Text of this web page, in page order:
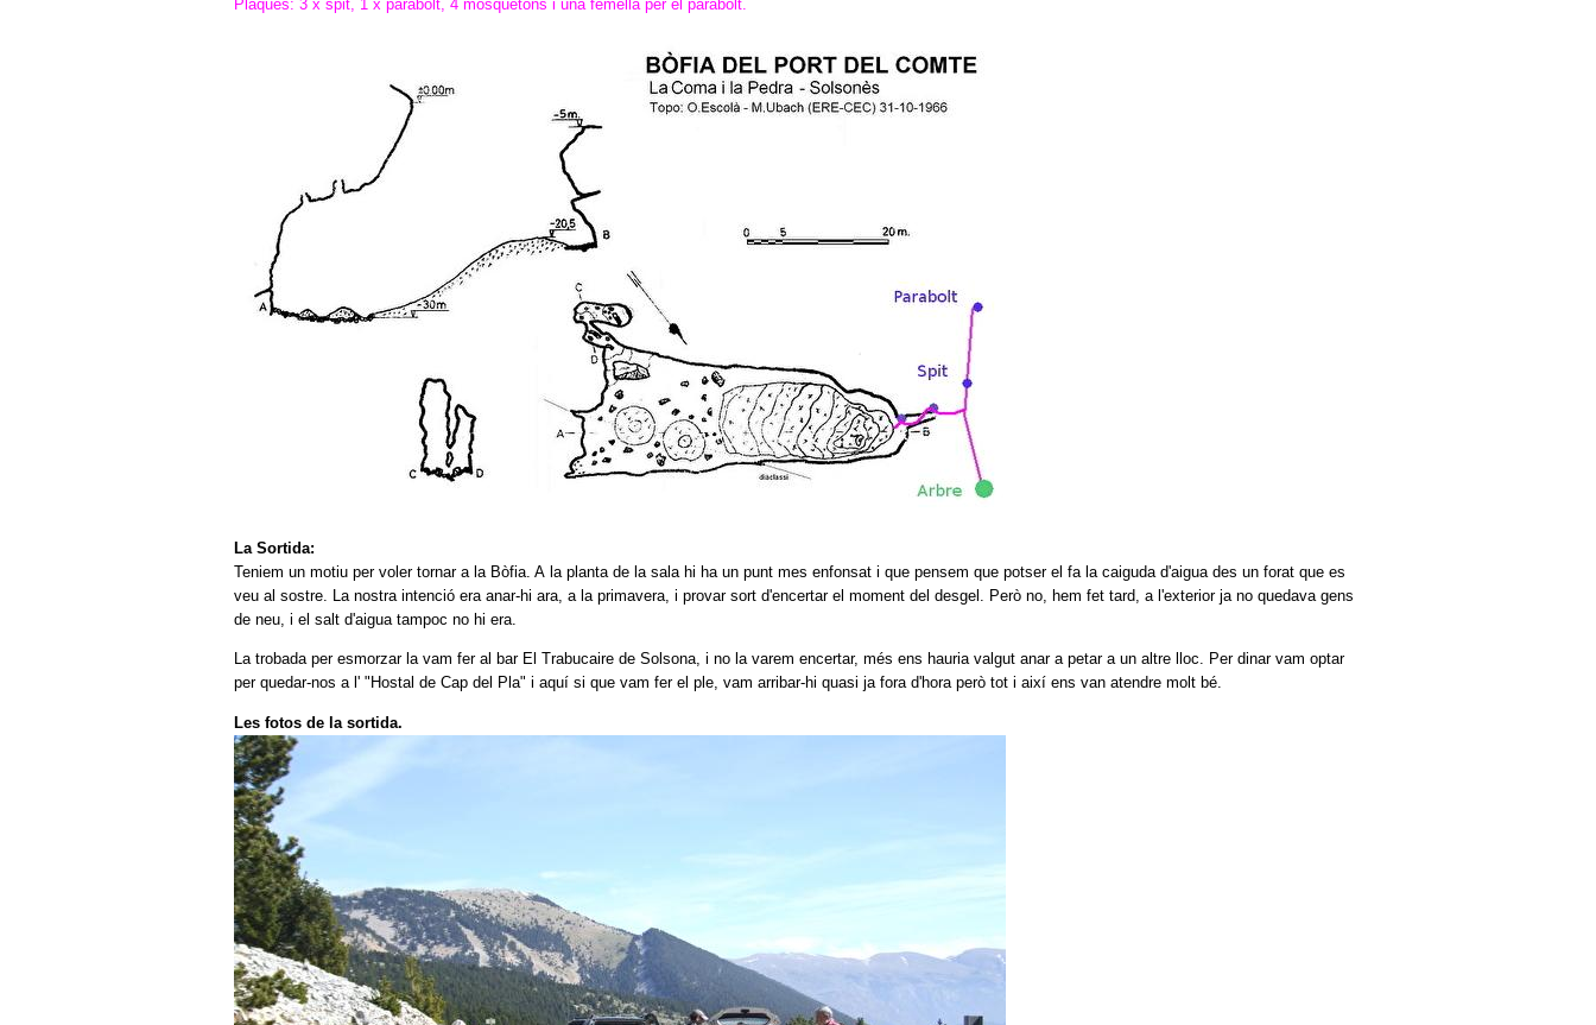
Plaques: 3 x spit, 1 x parabolt, 4 mosquetons i una femella per el parabolt.
La Sortida:
Teniem un motiu per voler tornar a la Bòfia. A la planta de la sala hi ha un punt mes enfonsat i que pensem que potser el fa la caiguda d'aigua des un forat que es
veu al sostre. La nostra intenció era anar-hi ara, a la primavera, i provar sort d'encertar el moment del desgel. Però no, hem fet tard, a l'exterior ja no quedava gens
de neu, i el salt d'aigua tampoc no hi era.
La trobada per esmorzar la vam fer al bar El Trabucaire de Solsona, i no la varem encertar, més ens hauria valgut anar a petar a un altre lloc. Per dinar vam optar
per quedar-nos a l' "Hostal de Cap del Pla" i aquí si que vam fer el ple, vam arribar-hi quasi ja fora d'hora però tot i així ens van atendre molt bé.
Les fotos de la sortida.